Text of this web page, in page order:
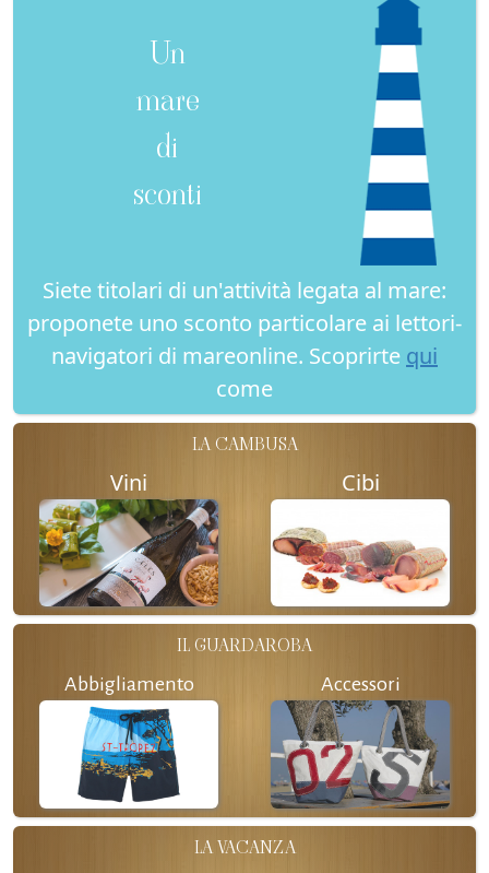
Un
mare
di
sconti
Siete titolari di un'attività legata al mare:
proponete uno sconto particolare ai lettori-
navigatori di mareonline. Scoprirte qui
come
LA CAMBUSA
Vini Cibi
IL GUARDAROBA
Abbigliamento Accessori
LA VACANZA